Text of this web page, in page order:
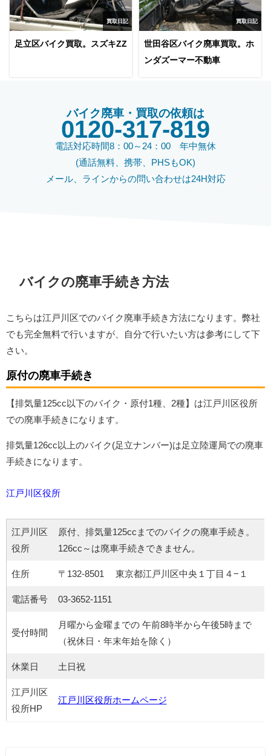
買取日記
足立区バイク買取。スズキZZ
買取日記
世田谷区バイク廃車買取。ホ
ンダズーマー不動車
バイク廃車・買取の依頼は
0120-317-819
電話対応時間8：00～24：00 年中無休
(通話無料、携帯、PHSもOK)
メール、ラインからの問い合わせは24H対応
バイクの廃車手続き方法
こちらは江戸川区でのバイク廃車手続き方法になります。弊社
でも完全無料で行いますが、自分で行いたい方は参考にして下
さい。
原付の廃車手続き
【排気量125cc以下のバイク・原付1種、2種】は江戸川区役所
での廃車手続きになります。
排気量126cc以上のバイク(足立ナンバー)は足立陸運局での廃車
手続きになります。
江戸川区役所
江戸川区
役所
原付、排気量125ccまでのバイクの廃車手続き。
126cc～は廃車手続きできません。
住所 〒132-8501 東京都江戸川区中央１丁目４−１
電話番号 03-3652-1151
受付時間
月曜から金曜までの 午前8時半から午後5時まで
（祝休日・年末年始を除く）
休業日 土日祝
江戸川区
役所HP
江戸川区役所ホームページ